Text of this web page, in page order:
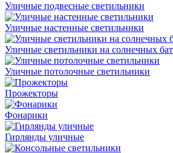
Уличные подвесные светильники
Уличные настенные светильники
Уличные светильники на солнечных
Уличные потолочные светильники
Прожекторы
Фонарики
Гирлянды уличные